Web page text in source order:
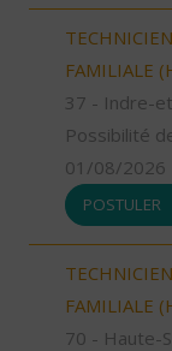
FAMILIALE
37 - Indre-
Possibilité
01/08/2026
POSTULER
FAMILIALE
70 - Haute-